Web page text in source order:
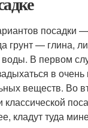
посадки
грунт — глина,
воды. В первом
в
веществ. Во
классической
кладут туда